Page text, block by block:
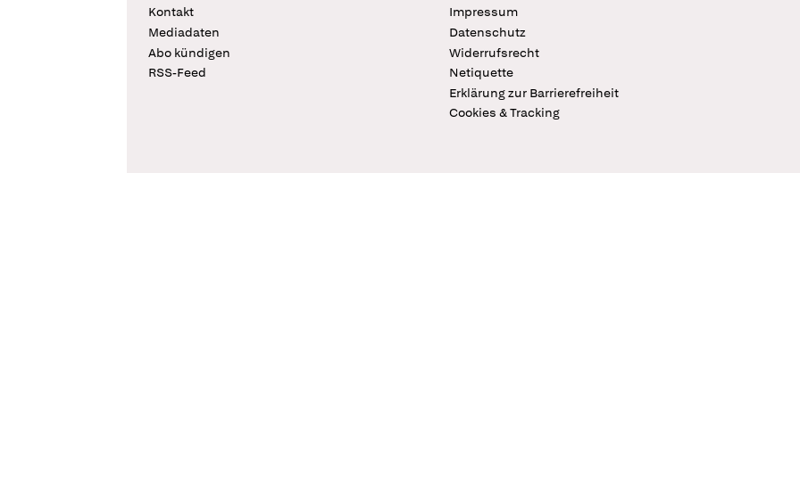
Kontakt
Mediadaten
Abo kündigen
RSS-Feed
Impressum
Datenschutz
Widerrufsrecht
Netiquette
Erklärung zur Barrierefreiheit
Cookies & Tracking